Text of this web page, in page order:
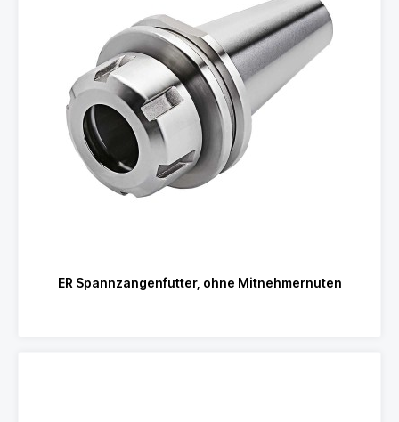
ER Spannzangenfutter, ohne Mitnehmernuten